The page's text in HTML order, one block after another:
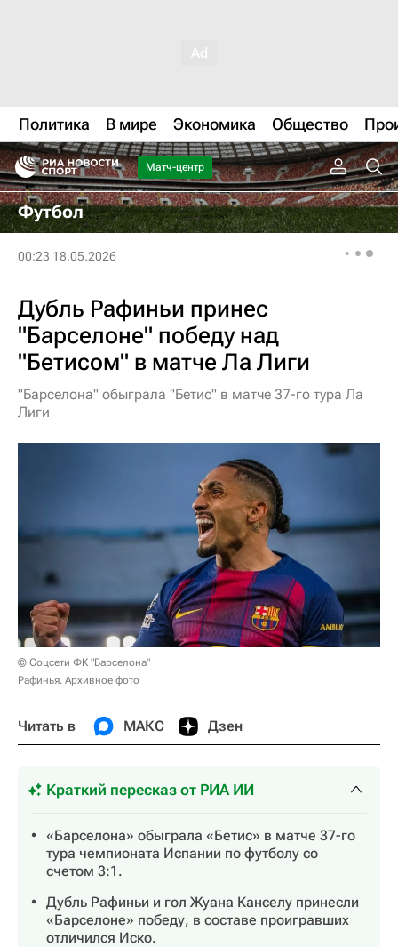
Политика В мире Экономика Общество
Матч-центр
Футбол
00:23 18.05.2026
Дубль Рафиньи принес
"Барселоне" победу над
"Бетисом" в матче Ла Лиги
"Барселона" обыграла "Бетис" в матче 37-го тура Ла
Лиги
© Соцсети ФК "Барселона"
Рафинья. Архивное фото
Читать в МАКС Дзен
Краткий пересказ от РИА ИИ
«Барселона» обыграла «Бетис» в матче 37-го
тура чемпионата Испании по футболу со
счетом 3:1.
Дубль Рафиньи и гол Жуана Канселу принесли
«Барселоне» победу, в составе проигравших
отличился Иско.